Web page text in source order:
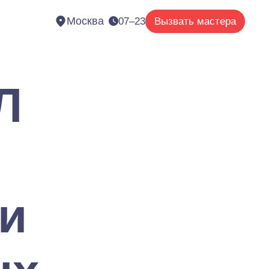
Москва 07–23 Вызвать мастера